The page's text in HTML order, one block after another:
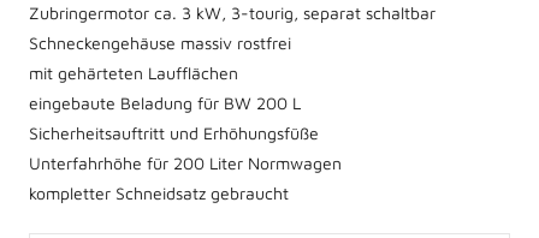
Zubringermotor ca. 3 kW, 3-tourig, separat schaltbar
Schneckengehäuse massiv rostfrei
mit gehärteten Laufflächen
eingebaute Beladung für BW 200 L
Sicherheitsauftritt und Erhöhungsfüße
Unterfahrhöhe für 200 Liter Normwagen
kompletter Schneidsatz gebraucht